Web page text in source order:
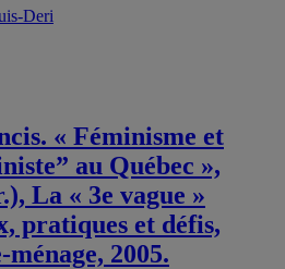
Deri
« Féminisme et
au Québec »,
La « 3e vague »
pratiques et défis,
2005.